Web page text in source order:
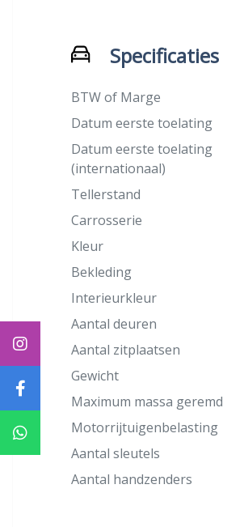
Specificaties
BTW of Marge
Datum eerste toelating
Datum eerste toelating
(internationaal)
Tellerstand
Carrosserie
Kleur
Bekleding
Interieurkleur
Aantal deuren
Aantal zitplaatsen
Gewicht
Maximum massa geremd
Motorrijtuigenbelasting
Aantal sleutels
Aantal handzenders